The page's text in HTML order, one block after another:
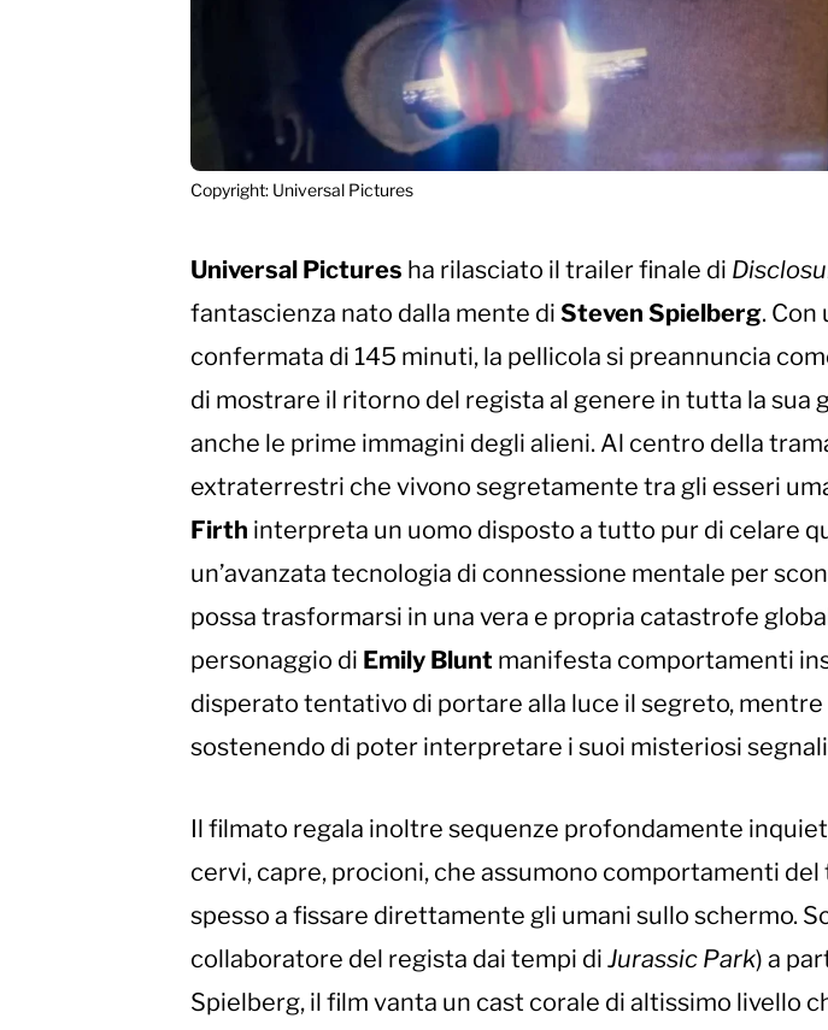
Copyright: Universal Pictures
Universal Pictures ha rilasciato il trailer finale di
fantascienza nato dalla mente di Steven Spielberg. Con
confermata di 145 minuti, la pellicola si preannuncia
di mostrare il ritorno del regista al genere in tutta la sua
anche le prime immagini degli alieni. Al centro della
extraterrestri che vivono segretamente tra gli esseri
Firth interpreta un uomo disposto a tutto pur di celare
un’avanzata tecnologia di connessione mentale per
possa trasformarsi in una vera e propria catastrofe
personaggio di Emily Blunt manifesta comportamenti
disperato tentativo di portare alla luce il segreto, mentre
sostenendo di poter interpretare i suoi misteriosi
Il filmato regala inoltre sequenze profondamente
cervi, capre, procioni, che assumono comportamenti
spesso a fissare direttamente gli umani sullo schermo.
collaboratore del regista dai tempi di Jurassic Park) a
Spielberg, il film vanta un cast corale di altissimo livello